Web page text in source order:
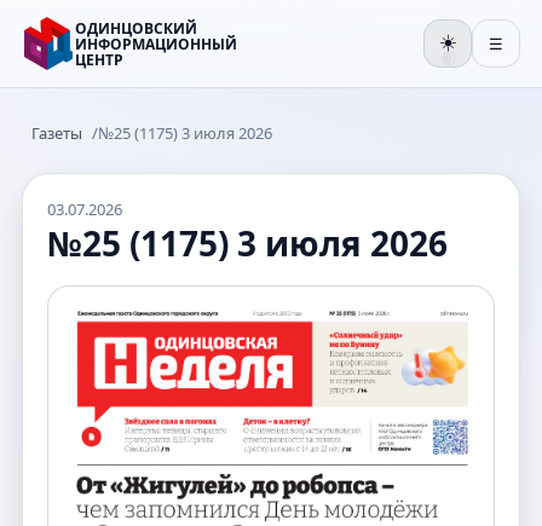
ОДИНЦОВСКИЙ
ИНФОРМАЦИОННЫЙ
ЦЕНТР
☀️ ☰
Газеты /№25 (1175) 3 июля 2026
03.07.2026
№25 (1175) 3 июля 2026